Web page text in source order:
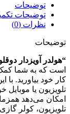
توضیحات
توضیحات
نظرات (0)
توضیحات
“هولدر آویزدار
است که به شما
کار خود بیاورید.
تلویزیون یا
امکان می‌دهد
تلویزیون، کولر